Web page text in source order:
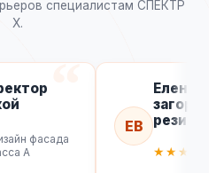
специалистам СПЕКТР
X.
фасада
А
ЕВ
Елена
★★★★★